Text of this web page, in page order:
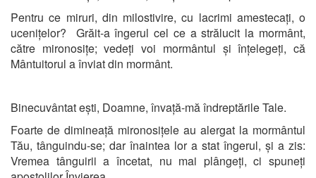
Pentru ce miruri, din milostivire, cu lacrimi amestecați, o
ucenițelor? Grăit-a îngerul cel ce a strălucit la mormânt,
către mironosițe; vedeți voi mormântul și înțelegeți, că
Mântuitorul a înviat din mormânt.
Binecuvântat ești, Doamne, învață-mă îndreptările Tale.
Foarte de dimineață mironosițele au alergat la mormântul
Tău, tânguindu-se; dar înaintea lor a stat îngerul, și a zis:
Vremea tânguirii a încetat, nu mai plângeți, ci spuneți